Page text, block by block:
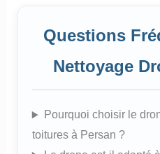
Questions
Nettoyage
Pourquoi choisir le
toitures à Persan ?